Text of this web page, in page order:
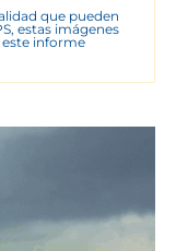
que pueden
estas imágenes
informe